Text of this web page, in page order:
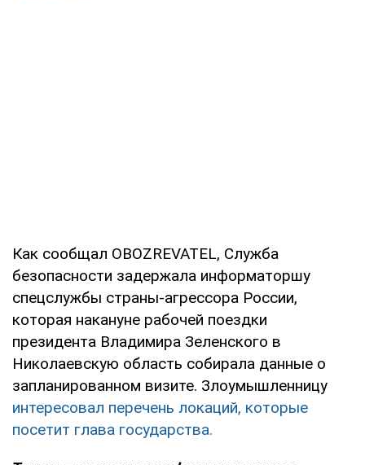
Как сообщал OBOZREVATEL, Служба
безопасности задержала информаторшу
спецслужбы страны-агрессора России,
которая накануне рабочей поездки
президента Владимира Зеленского в
Николаевскую область собирала данные о
запланированном визите. Злоумышленницу
интересовал перечень локаций, которые
посетит глава государства.